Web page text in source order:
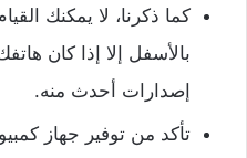
كما ذكرنا، لا يمكنك
إصدارات أحدث منه.
تأكد من توفير جهاز